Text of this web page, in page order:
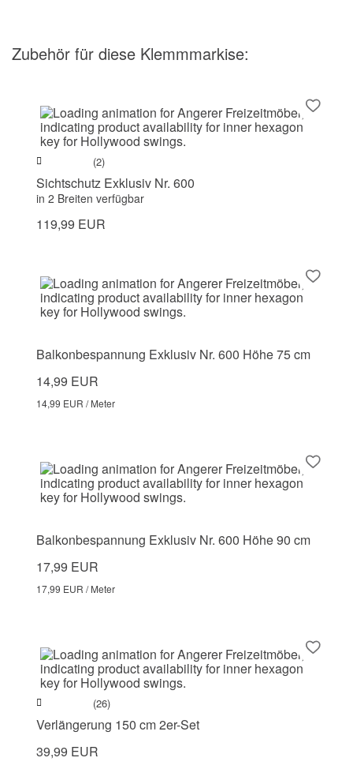
Zubehör für diese Klemmmarkise:
(2)
Sichtschutz Exklusiv Nr. 600
in 2 Breiten verfügbar
119,99 EUR
Balkonbespannung Exklusiv Nr. 600 Höhe 75 cm
14,99 EUR
14,99 EUR / Meter
Balkonbespannung Exklusiv Nr. 600 Höhe 90 cm
17,99 EUR
17,99 EUR / Meter
(26)
Verlängerung 150 cm 2er-Set
39,99 EUR